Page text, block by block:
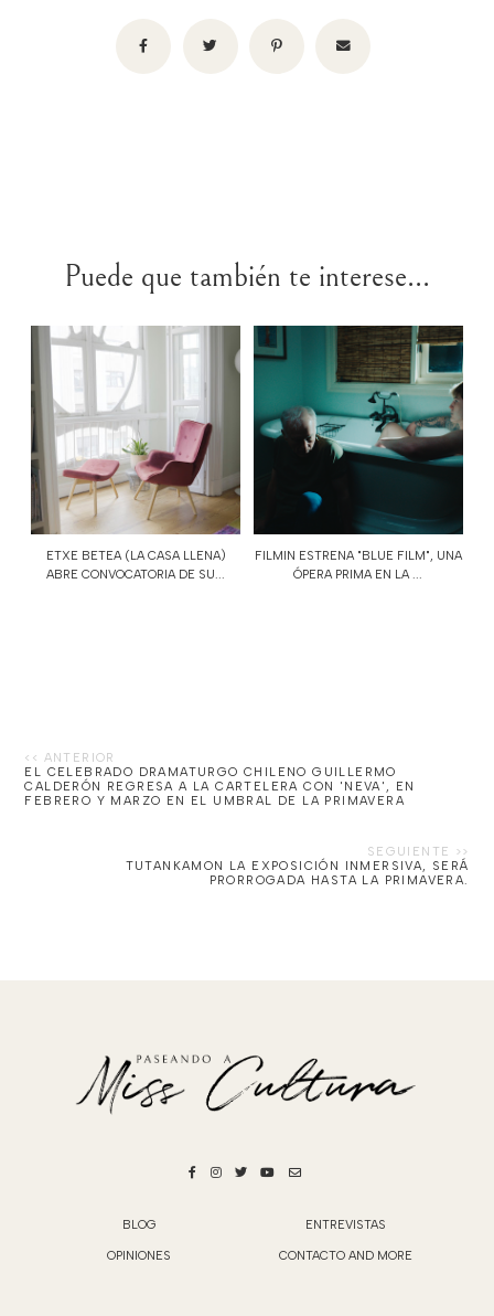
Puede que también te interese...
ETXE BETEA (LA CASA LLENA)
ABRE CONVOCATORIA DE SU...
FILMIN ESTRENA "BLUE FILM", UNA
ÓPERA PRIMA EN LA ...
EL CELEBRADO DRAMATURGO CHILENO GUILLERMO
CALDERÓN REGRESA A LA CARTELERA CON 'NEVA', EN
FEBRERO Y MARZO EN EL UMBRAL DE LA PRIMAVERA
TUTANKAMON LA EXPOSICIÓN INMERSIVA, SERÁ
PRORROGADA HASTA LA PRIMAVERA.
BLOG ENTREVISTAS
OPINIONES CONTACTO AND MORE